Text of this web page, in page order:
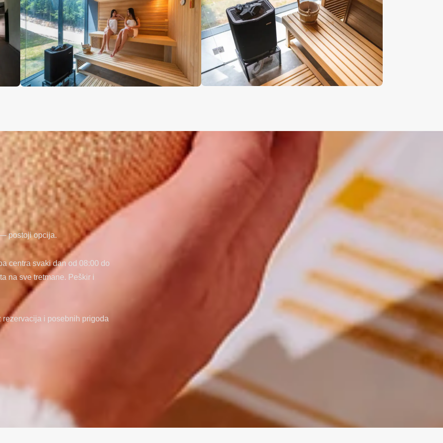
postoji opcija.
centra svaki dan od 08:00 do
na sve tretmane. Peškir i
i posebnih prigoda